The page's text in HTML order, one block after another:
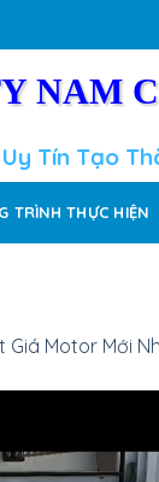
NAM
Tín Tạo
TRÌNH THỰC HIỆN
Giá Motor Mới